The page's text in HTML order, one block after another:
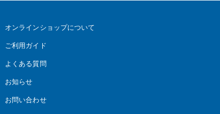
オンラインショップについて
ご利用ガイド
よくある質問
お知らせ
お問い合わせ